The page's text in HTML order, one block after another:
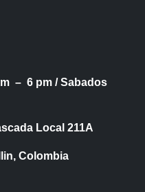
– 6 pm /Sabados
Local 211A
Colombia